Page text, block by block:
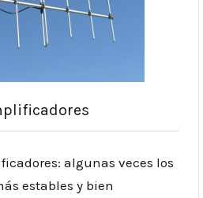
algunas veces los
estables y bien